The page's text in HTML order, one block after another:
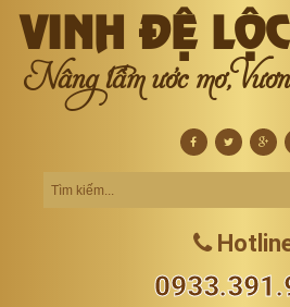
VINH ĐỆ
Nâng tầm ước mơ,